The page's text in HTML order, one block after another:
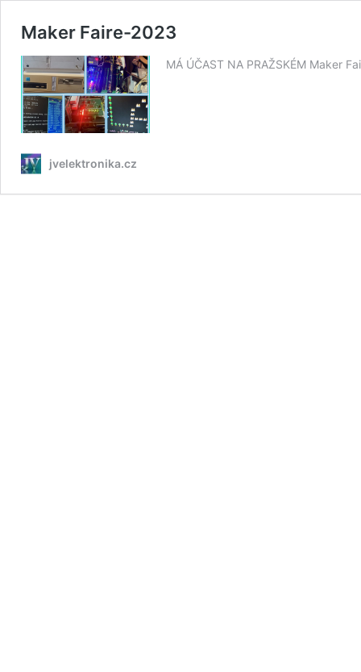
Maker Faire-2023
MÁ ÚČAST NA PRAŽSKÉM Maker
jvelektronika.cz